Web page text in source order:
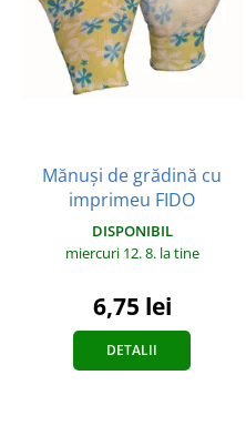
Mănuși de grădină cu
imprimeu FIDO
DISPONIBIL
miercuri 12. 8. la tine
6,75 lei
DETALII